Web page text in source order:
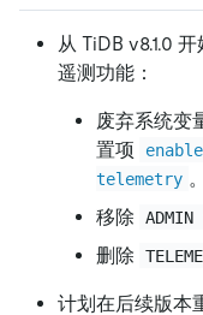
从 TiDB v8.1.0
遥测功能：
废弃系统变
置项
telemetry
移除
ADMIN
删除
计划在后续版本